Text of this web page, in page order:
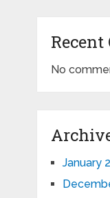
No
January